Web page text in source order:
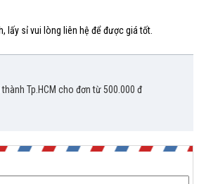
lấy sỉ vui lòng liên hệ để được giá tốt.
Tp.HCM cho đơn từ 500.000 đ